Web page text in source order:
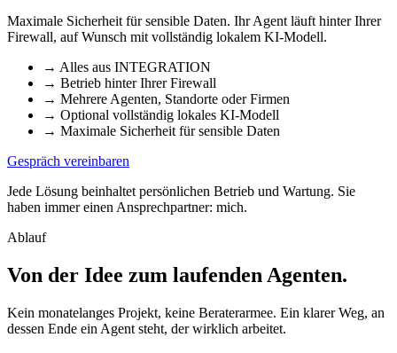
Maximale Sicherheit für sensible Daten. Ihr Agent läuft hinter Ihrer
Firewall, auf Wunsch mit vollständig lokalem KI-Modell.
→ Alles aus INTEGRATION
→ Betrieb hinter Ihrer Firewall
→ Mehrere Agenten, Standorte oder Firmen
→ Optional vollständig lokales KI-Modell
→ Maximale Sicherheit für sensible Daten
Gespräch vereinbaren
Jede Lösung beinhaltet persönlichen Betrieb und Wartung. Sie
haben immer einen Ansprechpartner: mich.
Ablauf
Von der Idee zum laufenden Agenten.
Kein monatelanges Projekt, keine Beraterarmee. Ein klarer Weg, an
dessen Ende ein Agent steht, der wirklich arbeitet.